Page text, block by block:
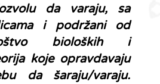
da varaju, sa
i podržani od
bioloških i
koje opravdavaju
da šaraju/varaju.